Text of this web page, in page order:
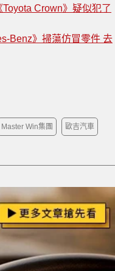
Crown》疑似犯了
Benz》掃蕩仿冒零件 去
Master Win集團 歐吉汽車